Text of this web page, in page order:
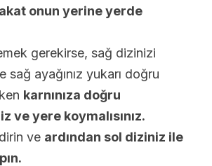
onun yerine yerde
gerekirse, sağ dizinizi
sağ ayağınız yukarı doğru
karnınıza doğru
ve yere koymalısınız.
ve ardından sol diziniz ile